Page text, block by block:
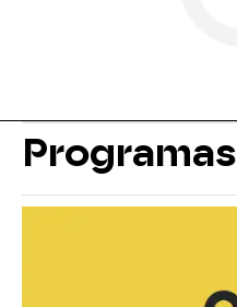
Programas